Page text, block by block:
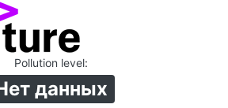
Pollution level:
данных